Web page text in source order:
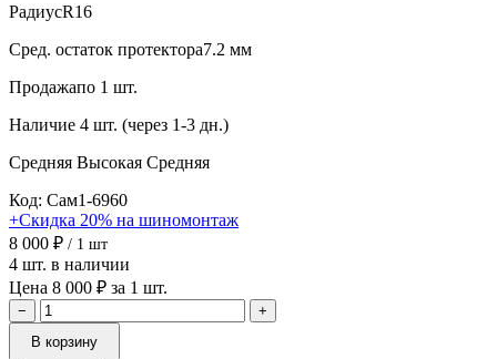
РадиусR16
Сред. остаток протектора7.2 мм
Продажапо 1 шт.
Наличие 4 шт. (через 1-3 дн.)
Средняя Высокая Средняя
Код: Сам1-6960
+Скидка 20% на шиномонтаж
8 000 ₽ / 1 шт
4 шт. в наличии
Цена 8 000 ₽ за 1 шт.
−
+
В корзину